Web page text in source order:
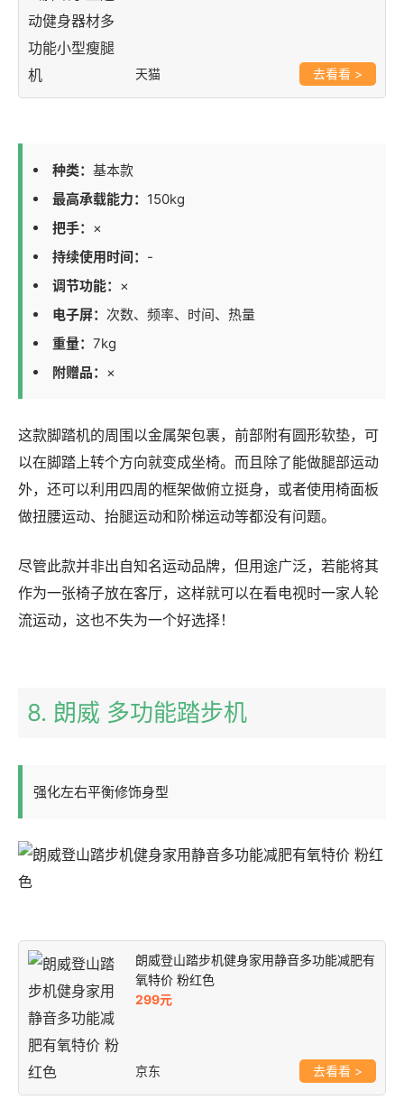
天猫 >
种类： 基本款
最高承载能力： 150kg
把手： ×
持续使用时间： -
调节功能： ×
电子屏： 次数、频率、时间、热量
重量： 7kg
附赠品： ×
这款脚踏机的周围以金属架包裹，前部附有圆形软垫，可
以在脚踏上转个方向就变成坐椅。而且除了能做腿部运动
外，还可以利用四周的框架做俯立挺身，或者使用椅面板
做扭腰运动、抬腿运动和阶梯运动等都没有问题。
尽管此款并非出自知名运动品牌，但用途广泛，若能将其
作为一张椅子放在客厅，这样就可以在看电视时一家人轮
流运动，这也不失为一个好选择！
8. 朗威 多功能踏步机
强化左右平衡修饰身型
朗威登山踏步机健身家用静音多功能减肥有
氧特价 粉红色
299元
京东 >